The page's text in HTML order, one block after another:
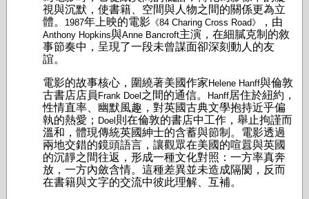
視與沉默，使書籍、空間與人物之間的關係更為立
體。
1987年上映的電影 《84 Charing Cross Road》 ，由
Anthony Hopkins與Anne Bancroft主演，在細膩克制的敘
事節奏中，呈現了一段未曾謀面卻深刻動人的友
誼。
電影的故事核心，圍繞著美國作家 Helene Hanff與倫敦
古書店店員 Frank Doel 之間的通信。 Hanff居住於紐約，
性情直率、幽默風趣，對英國古典文學抱持近乎偏
執的熱愛； Doel 則在倫敦的書店中工作，舉止拘謹而
溫和，體現傳統英國紳士的含蓄與節制。電影透過
兩地交錯的鏡頭語言，讓觀眾在美國的喧囂與英國
的沉靜之間往返，形成一種文化對照：一方率真奔
放，一方內斂含情。這種差異並未造成隔閡，反而
在書籍與文字的交流中彼此理解、互補。